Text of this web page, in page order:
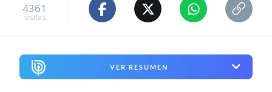
4361
visitas
VER RESUMEN